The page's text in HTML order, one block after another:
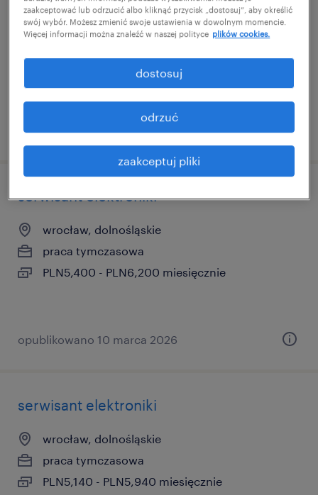
głównych
wrocław, dolnośląskie
praca tymczasowa
PLN5,580 - PLN6,380 miesięcznie
opublikowano 5 maja 2026
serwisant elektroniki
wrocław, dolnośląskie
praca tymczasowa
PLN5,400 - PLN6,200 miesięcznie
opublikowano 10 marca 2026
serwisant elektroniki
wrocław, dolnośląskie
praca tymczasowa
PLN5,140 - PLN5,940 miesięcznie
zaakceptować lub odrzucić albo kliknąć przycisk „dostosuj”, aby określić
swój wybór. Możesz zmienić swoje ustawienia w dowolnym momencie.
Więcej informacji można znaleźć w naszej polityce plików cookies.
zaakceptuj pliki
odrzuć
dostosuj